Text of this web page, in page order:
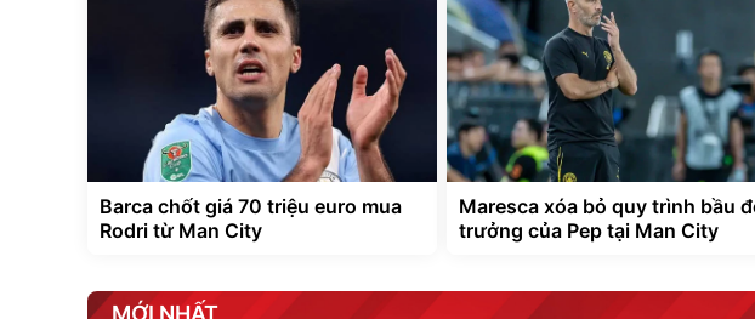
Barca chốt giá 70 triệu euro mua
Rodri từ Man City
Maresca xóa bỏ quy trình bầu
trưởng của Pep tại Man City
MỚI NHẤT